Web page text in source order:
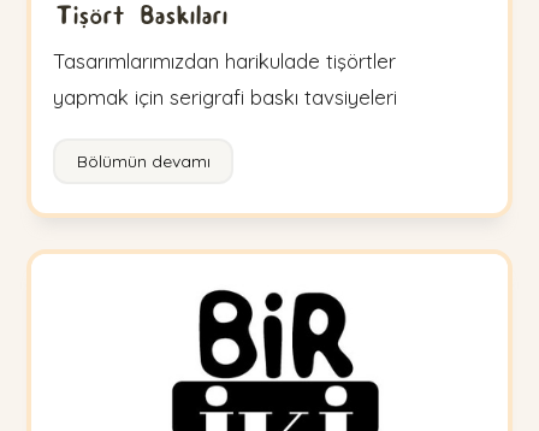
Tişört Baskıları
Tasarımlarımızdan harikulade tişörtler
yapmak için serigrafi baskı tavsiyeleri
Bölümün devamı